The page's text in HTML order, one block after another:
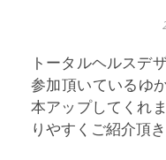
トータルヘルスデザインでのワークショップにご
参加頂いているゆ
本アップしてくれ
りやすくご紹介頂